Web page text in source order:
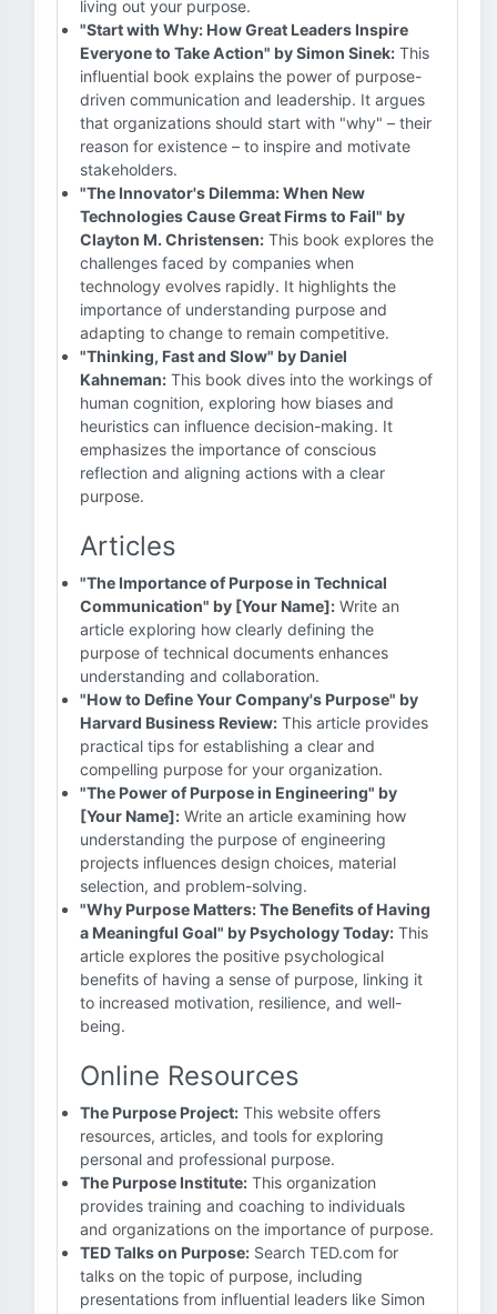
living out your purpose.
"Start with Why: How Great Leaders Inspire
Everyone to Take Action" by Simon Sinek: This
influential book explains the power of purpose-
driven communication and leadership. It argues
that organizations should start with "why" – their
reason for existence – to inspire and motivate
stakeholders.
"The Innovator's Dilemma: When New
Technologies Cause Great Firms to Fail" by
Clayton M. Christensen: This book explores the
challenges faced by companies when
technology evolves rapidly. It highlights the
importance of understanding purpose and
adapting to change to remain competitive.
"Thinking, Fast and Slow" by Daniel
Kahneman: This book dives into the workings of
human cognition, exploring how biases and
heuristics can influence decision-making. It
emphasizes the importance of conscious
reflection and aligning actions with a clear
purpose.
Articles
"The Importance of Purpose in Technical
Communication" by [Your Name]: Write an
article exploring how clearly defining the
purpose of technical documents enhances
understanding and collaboration.
"How to Define Your Company's Purpose" by
Harvard Business Review: This article provides
practical tips for establishing a clear and
compelling purpose for your organization.
"The Power of Purpose in Engineering" by
[Your Name]: Write an article examining how
understanding the purpose of engineering
projects influences design choices, material
selection, and problem-solving.
"Why Purpose Matters: The Benefits of Having
a Meaningful Goal" by Psychology Today: This
article explores the positive psychological
benefits of having a sense of purpose, linking it
to increased motivation, resilience, and well-
being.
Online Resources
The Purpose Project: This website offers
resources, articles, and tools for exploring
personal and professional purpose.
The Purpose Institute: This organization
provides training and coaching to individuals
and organizations on the importance of purpose.
TED Talks on Purpose: Search TED.com for
talks on the topic of purpose, including
presentations from influential leaders like Simon